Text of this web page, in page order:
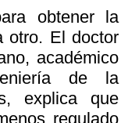
obtener la
otro. El doctor
académico
de la
explica que
regulado